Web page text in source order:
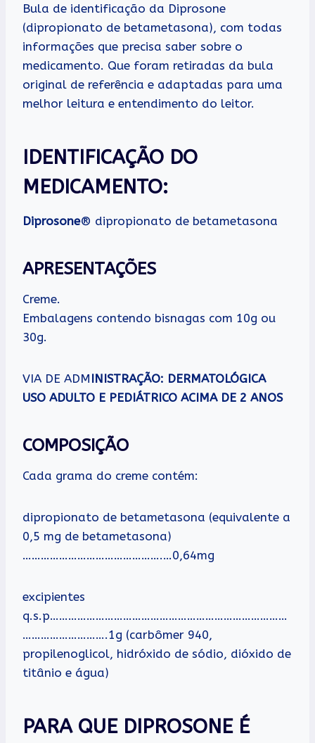
Bula de identificação da Diprosone
(dipropionato de betametasona), com todas
informações que precisa saber sobre o
medicamento. Que foram retiradas da bula
original de referência e adaptadas para uma
melhor leitura e entendimento do leitor.
IDENTIFICAÇÃO DO
MEDICAMENTO:
Diprosone® dipropionato de betametasona
APRESENTAÇÕES
Creme.
Embalagens contendo bisnagas com 10g ou
30g.
VIA DE ADM INISTRAÇÃO: DERMATOLÓGICA
USO ADULTO E PEDIÁTRICO ACIMA DE 2 ANOS
COMPOSIÇÃO
Cada grama do creme contém:
dipropionato de betametasona (equivalente a
0,5 mg de betametasona)
……………………………………….…0,64mg
excipientes
q.s.p……………………………………………………………………
……………………….1g (carbômer 940,
propilenoglicol, hidróxido de sódio, dióxido de
titânio e água)
PARA QUE DIPROSONE É